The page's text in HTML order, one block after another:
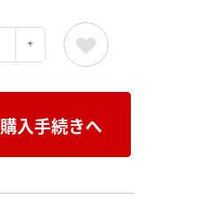
購入手続きへ